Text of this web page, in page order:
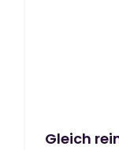
Gleich